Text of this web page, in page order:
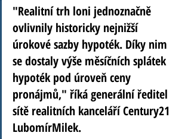
"Realitní trh loni jednoznačně
ovlivnily historicky nejnižší
úrokové sazby hypoték. Díky nim
se dostaly výše měsíčních splátek
hypoték pod úroveň ceny
pronájmů," říká generální ředitel
sítě realitních kanceláří Century21
LubomírMilek.